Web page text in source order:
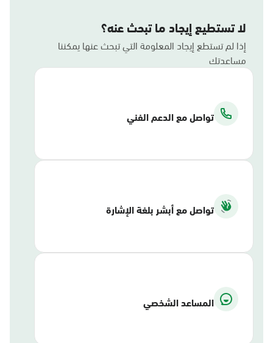
لا تستطيع إيجاد ما تبحث عنه؟
إذا لم تستطع إيجاد المعلومة التي تبحث عنها يمكننا
مساعدتك
تواصل مع الدعم الفني
تواصل مع أبشر بلغة الإشارة
المساعد الشخصي